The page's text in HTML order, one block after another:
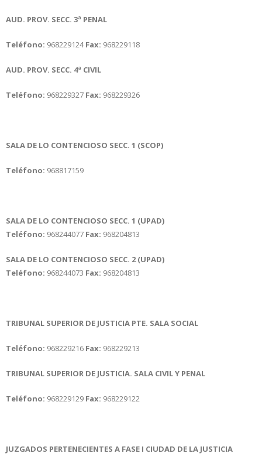
AUD. PROV. SECC. 3ª PENAL
Teléfono: 968229124Fax: 968229118
AUD. PROV. SECC. 4ª CIVIL
Teléfono: 968229327 Fax: 968229326
SALA DE LO CONTENCIOSO SECC. 1 (SCOP)
Teléfono: 968817159
SALA DE LO CONTENCIOSO SECC. 1 (UPAD)
Teléfono: 968244077 Fax: 968204813
SALA DE LO CONTENCIOSO SECC. 2 (UPAD)
Teléfono: 968244073 Fax: 968204813
TRIBUNAL SUPERIOR DE JUSTICIA PTE. SALA SOCIAL
Teléfono: 968229216 Fax: 968229213
TRIBUNAL SUPERIOR DE JUSTICIA. SALA CIVIL Y PENAL
Teléfono: 968229129 Fax: 968229122
JUZGADOS PERTENECIENTES A FASE I CIUDAD DE LA JUSTICIA